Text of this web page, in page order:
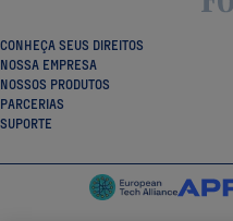
CONHEÇA SEUS DIREITOS
NOSSA EMPRESA
NOSSOS PRODUTOS
PARCERIAS
SUPORTE